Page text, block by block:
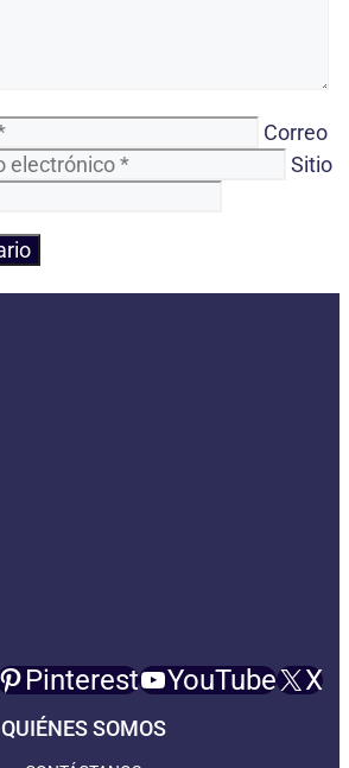
Correo
Sitio
Pinterest YouTube X
QUIÉNES SOMOS